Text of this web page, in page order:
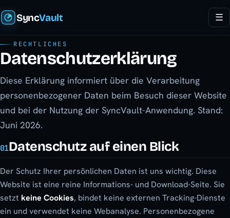
SyncVault ☰
RECHTLICHES
Datenschutzerklärung
Diese Erklärung informiert über die Verarbeitung
personenbezogener Daten beim Besuch dieser Website
und bei der Nutzung der SyncVault-Anwendung. Stand:
Juni 2026.
01Datenschutz auf einen Blick
Der Schutz Ihrer persönlichen Daten ist uns wichtig. Diese
Website ist eine reine Informations- und Download-Seite. Sie
setzt keine Cookies, bindet keine externen Tracking-Dienste
ein und verwendet keine Webanalyse. Personenbezogene